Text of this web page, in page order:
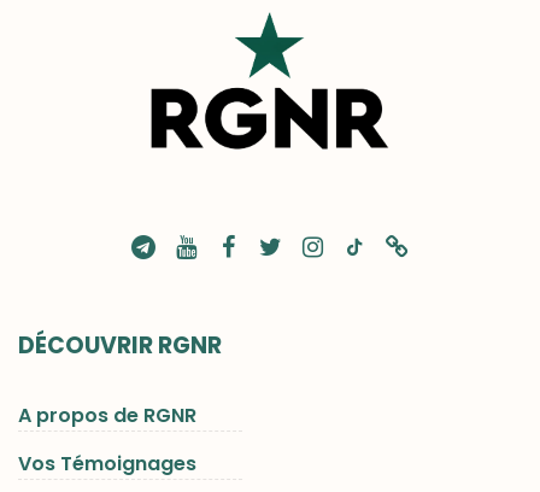
DÉCOUVRIR RGNR
A propos de RGNR
Vos Témoignages